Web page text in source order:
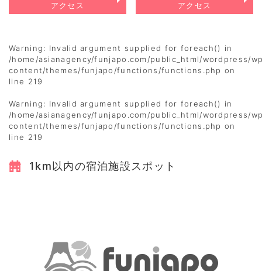
アクセス
アクセス
Warning: Invalid argument supplied for foreach() in
/home/asianagency/funjapo.com/public_html/wordpress/
content/themes/funjapo/functions/functions.php on
line 219
Warning: Invalid argument supplied for foreach() in
/home/asianagency/funjapo.com/public_html/wordpress/
content/themes/funjapo/functions/functions.php on
line 219
1km以内の宿泊施設スポット